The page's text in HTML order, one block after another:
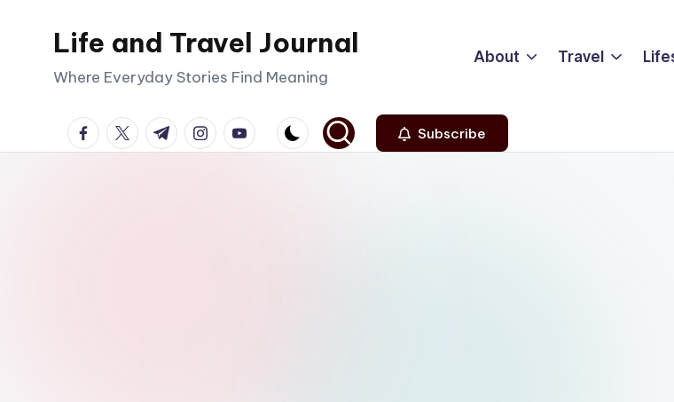
Life and Travel Journal
Where Everyday Stories Find Meaning
About Travel
facebook.com
twitter.com
t.me instagram.com
youtube.com Subscribe